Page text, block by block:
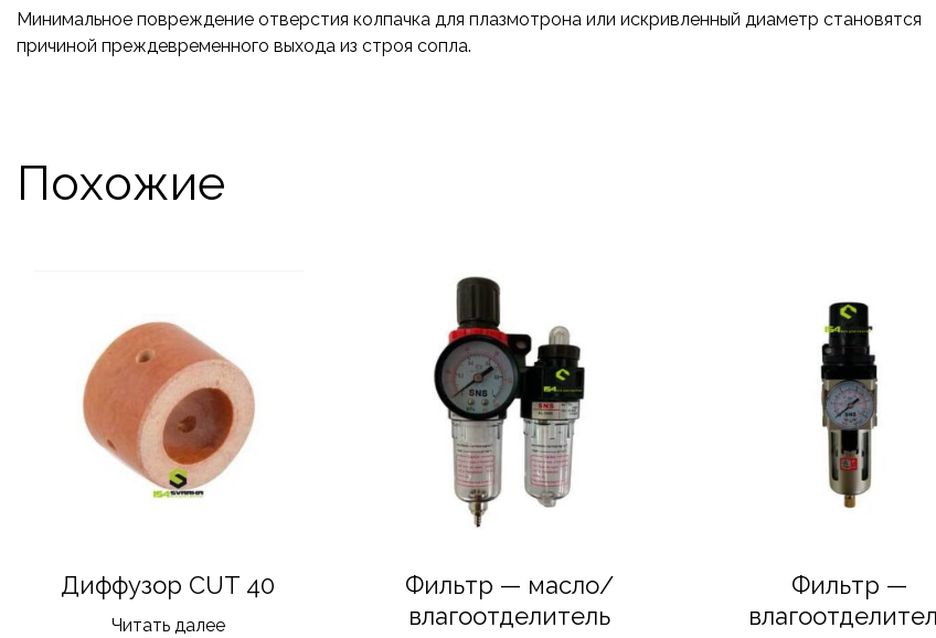
Минимальное повреждение отверстия колпачка для плазмотрона или искривленный диаметр становятся
причиной преждевременного выхода из строя сопла.
Похожие
Диффузор CUT 40
Читать далее
Фильтр — масло/
влагоотделитель
Фильтр —